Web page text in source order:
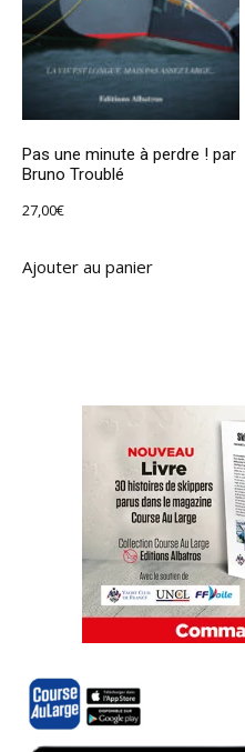
Pas une minute à perdre ! par
Bruno Troublé
27,00€
Ajouter au panier